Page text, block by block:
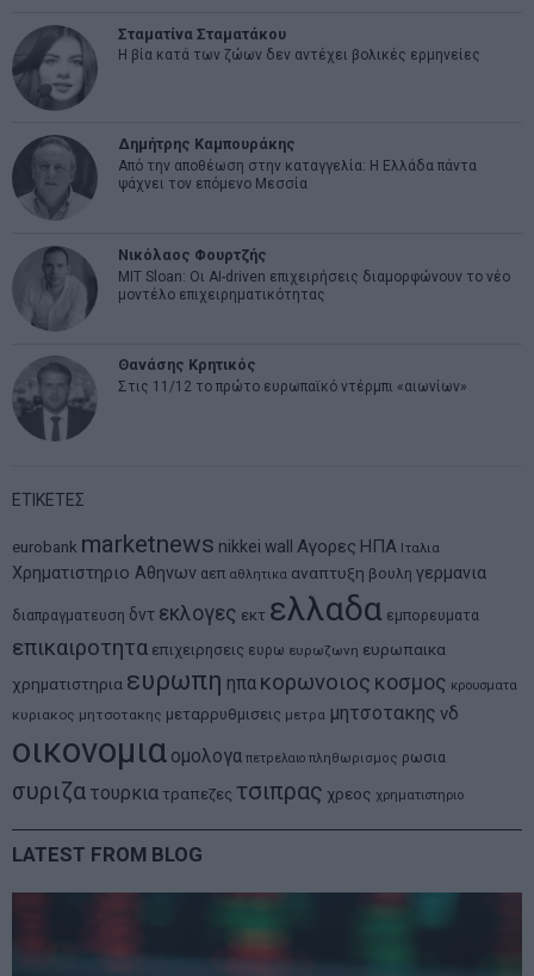
Σταματίνα Σταματάκου
Η βία κατά των ζώων δεν αντέχει βολικές ερμηνείες
Δημήτρης Καμπουράκης
Από την αποθέωση στην καταγγελία: Η Ελλάδα πάντα
ψάχνει τον επόμενο Μεσσία
Νικόλαος Φουρτζής
MIT Sloan: Οι AI-driven επιχειρήσεις διαμορφώνουν το νέο
μοντέλο επιχειρηματικότητας
Θανάσης Κρητικός
Στις 11/12 το πρώτο ευρωπαϊκό ντέρμπι «αιωνίων»
ΕΤΙΚΕΤΕΣ
eurobank marketnews nikkei wall Αγορες ΗΠΑ Ιταλια
Χρηματιστηριο Αθηνων αεπ αθλητικα αναπτυξη βουλη γερμανια
διαπραγματευση δντ εκλογες εκτ ελλαδα εμπορευματα
επικαιροτητα επιχειρησεις ευρω ευρωζωνη ευρωπαικα
χρηματιστηρια ευρωπη ηπα κορωνοιος κοσμος κρουσματα
κυριακος μητσοτακης μεταρρυθμισεις μετρα μητσοτακης νδ
οικονομια ομολογα πετρελαιο πληθωρισμος ρωσια
συριζα τουρκια τραπεζες τσιπρας χρεος χρηματιστηριο
LATEST FROM BLOG